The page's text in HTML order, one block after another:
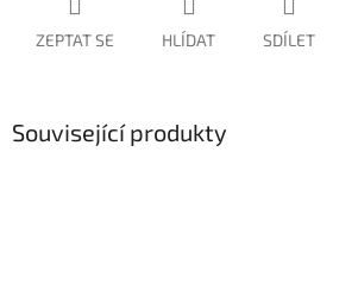
ZEPTAT SE HLÍDAT SDÍLET
Související produkty